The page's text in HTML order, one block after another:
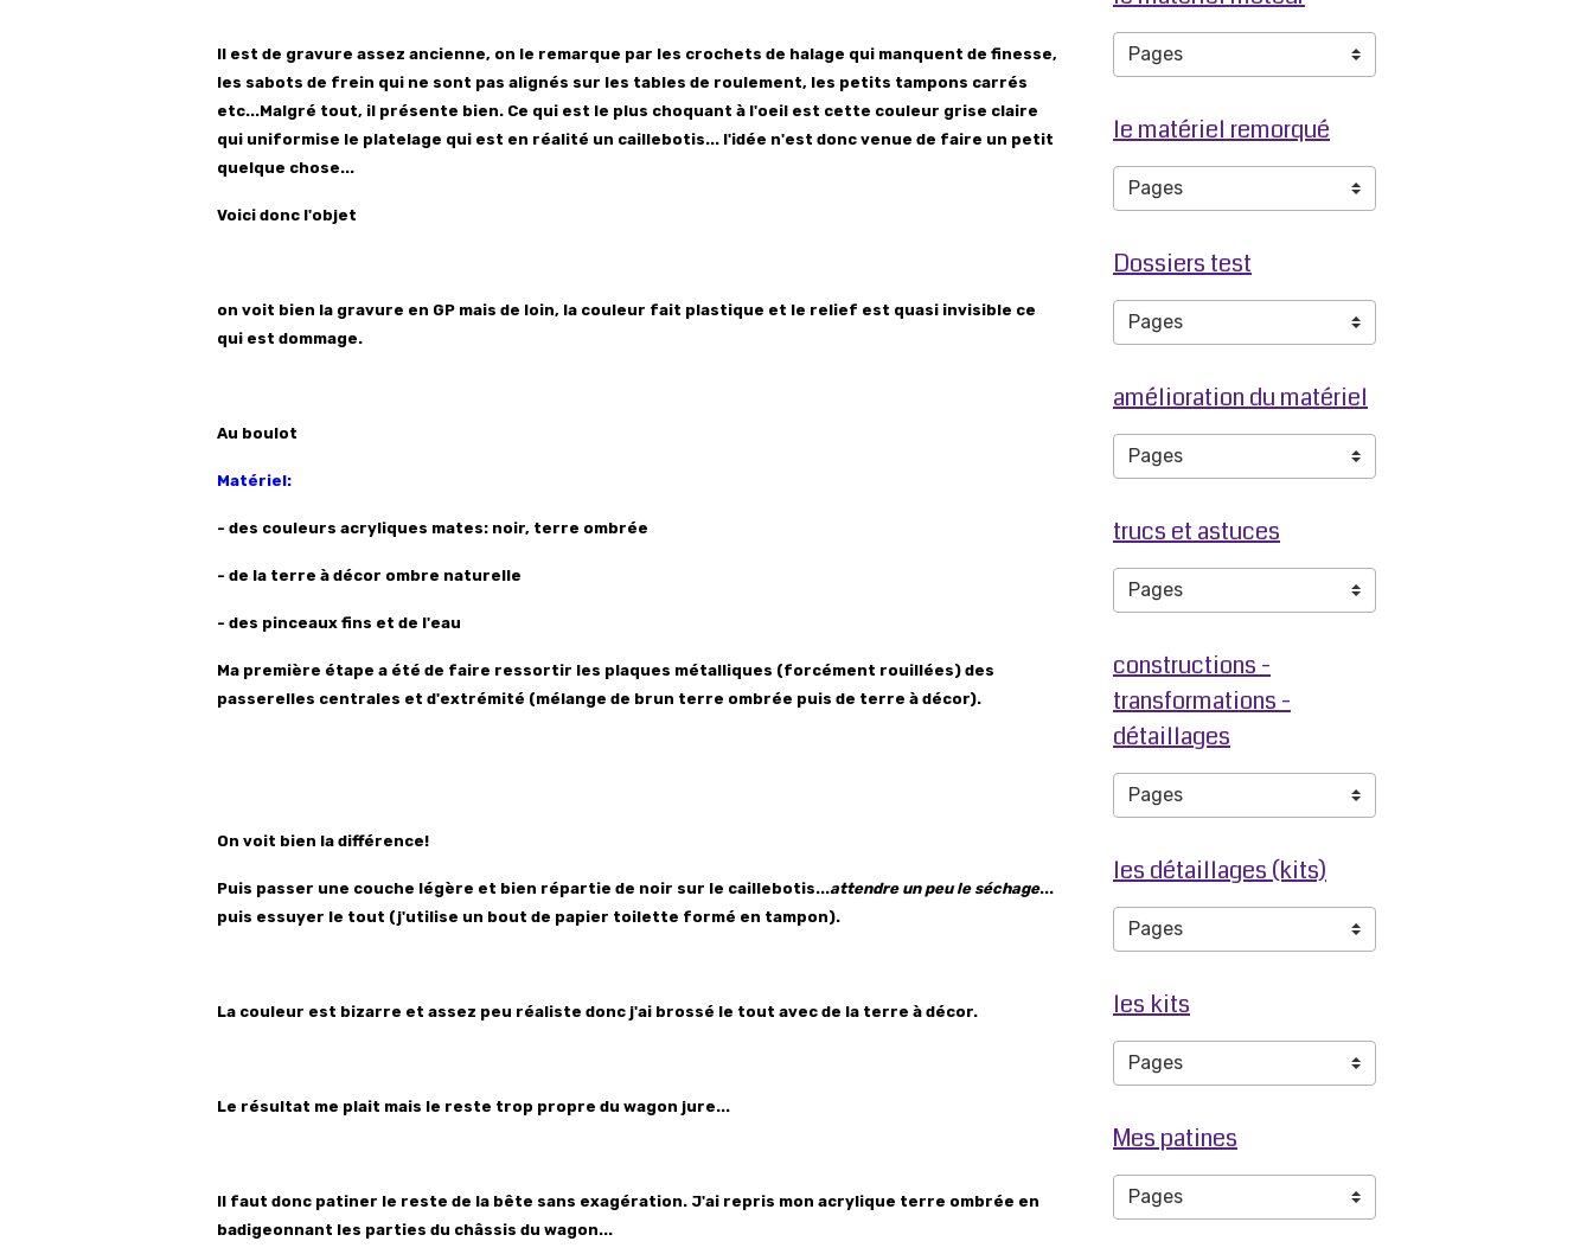
Il est de gravure assez ancienne, on le remarque par les crochets de halage qui manquent de finesse,
les sabots de frein qui ne sont pas alignés sur les tables de roulement, les petits tampons carrés
etc...Malgré tout, il présente bien. Ce qui est le plus choquant à l'oeil est cette couleur grise claire
qui uniformise le platelage qui est en réalité un caillebotis... l'idée n'est donc venue de faire un petit
quelque chose...
Voici donc l'objet
on voit bien la gravure en GP mais de loin, la couleur fait plastique et le relief est quasi invisible ce
qui est dommage.
Au boulot
Matériel:
- des couleurs acryliques mates: noir, terre ombrée
- de la terre à décor ombre naturelle
- des pinceaux fins et de l'eau
Ma première étape a été de faire ressortir les plaques métalliques (forcément rouillées) des
passerelles centrales et d'extrémité (mélange de brun terre ombrée puis de terre à décor).
On voit bien la différence!
Puis passer une couche légère et bien répartie de noir sur le caillebotis...attendre un peu le séchage...
puis essuyer le tout (j'utilise un bout de papier toilette formé en tampon).
La couleur est bizarre et assez peu réaliste donc j'ai brossé le tout avec de la terre à décor.
Le résultat me plait mais le reste trop propre du wagon jure...
Il faut donc patiner le reste de la bête sans exagération. J'ai repris mon acrylique terre ombrée en
badigeonnant les parties du châssis du wagon...
le matériel remorqué
Dossiers test
amélioration du matériel
trucs et astuces
constructions -
transformations -
détaillages
les détaillages (kits)
les kits
Mes patines